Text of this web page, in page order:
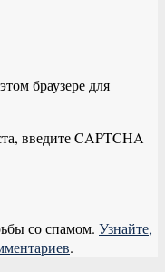
браузере для
введите CAPTCHA
со спамом. Узнайте,
.